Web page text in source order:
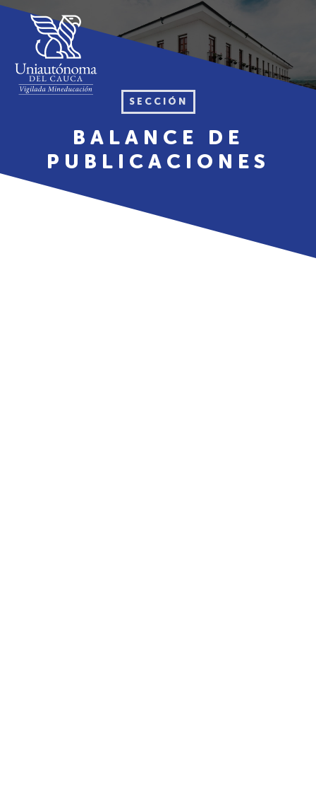
SECCIÓN
BALANCE DE
PUBLICACIONES